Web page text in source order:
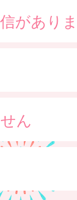
があり
ん